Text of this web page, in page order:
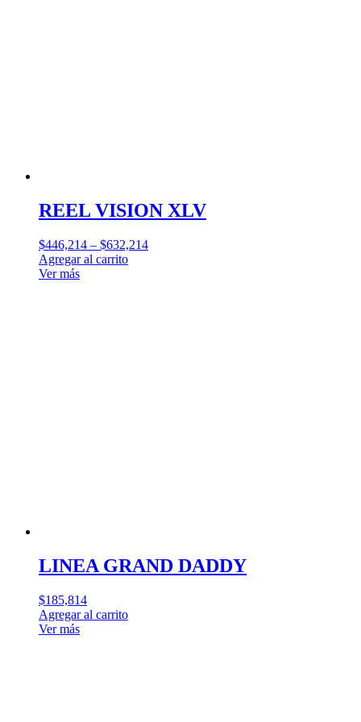
REEL VISION XLV
$446,214 – $632,214
Agregar al carrito
Ver más
LINEA GRAND DADDY
$185,814
Agregar al carrito
Ver más